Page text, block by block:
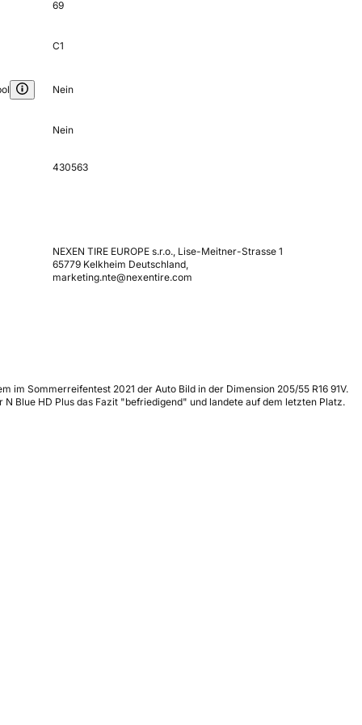
69
C1
Nein
Nein
430563
NEXEN TIRE EUROPE s.r.o., Lise-Meitner-Strasse 1
65779 Kelkheim Deutschland,
marketing.nte@nexentire.com
Sommerreifentest 2021 der Auto Bild in der Dimension 205/55 R16 91V.
Blue HD Plus das Fazit "befriedigend" und landete auf dem letzten Platz.